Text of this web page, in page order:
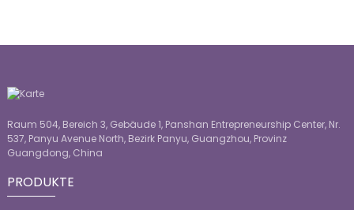
Raum 504, Bereich 3, Gebäude 1, Panshan Entrepreneurship Center, Nr.
537, Panyu Avenue North, Bezirk Panyu, Guangzhou, Provinz
Guangdong, China
PRODUKTE